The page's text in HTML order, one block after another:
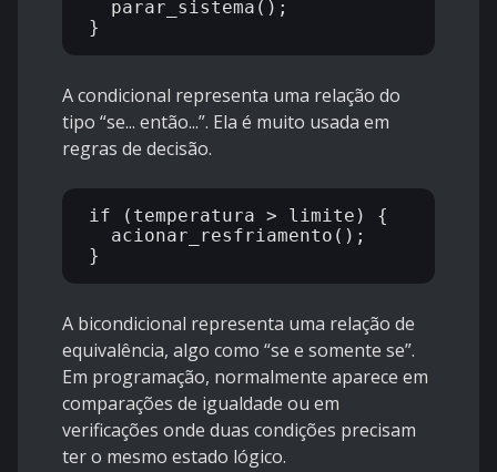
A condicional representa uma relação do
tipo “se... então...”. Ela é muito usada em
regras de decisão.
if (temperatura > limite) {
A bicondicional representa uma relação de
equivalência, algo como “se e somente se”.
Em programação, normalmente aparece em
comparações de igualdade ou em
verificações onde duas condições precisam
ter o mesmo estado lógico.